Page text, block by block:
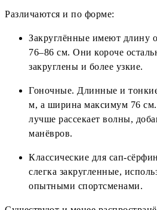
Различаются и по форме:
Закруглённые имеют длину
76–86 см. Они короче
закруглены и более узкие.
Гоночные. Длинные и
м, а ширина максимум 76
лучше рассекает волны,
манёвров.
Классические для сап-
слегка закругленные,
опытными спортсменами.